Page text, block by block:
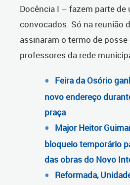
Docência I – fazem parte de
convocados. Só na reunião
assinaram o termo de posse
professores da rede
Feira da Osório
novo endereço
praça
Major Heitor
bloqueio temporário
das obras do Novo
Reformada,